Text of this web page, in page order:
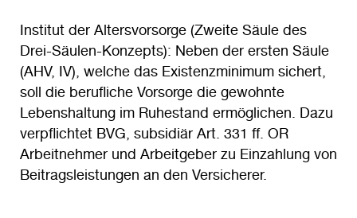
Institut der Altersvorsorge (Zweite Säule des
Drei-Säulen-Konzepts): Neben der ersten Säule
(AHV, IV), welche das Existenzminimum sichert,
soll die berufliche Vorsorge die gewohnte
Lebenshaltung im Ruhestand ermöglichen. Dazu
verpflichtet BVG, subsidiär Art. 331 ff. OR
Arbeitnehmer und Arbeitgeber zu Einzahlung von
Beitragsleistungen an den Versicherer.